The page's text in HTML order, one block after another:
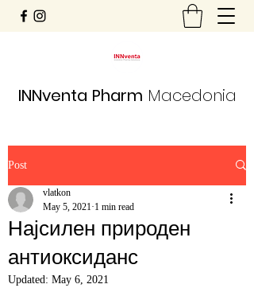
INNventa Pharm Macedonia
Post
Најсилен природен
антиоксиданс
vlatkon
May 5, 2021 1 min read
Updated: May 6, 2021